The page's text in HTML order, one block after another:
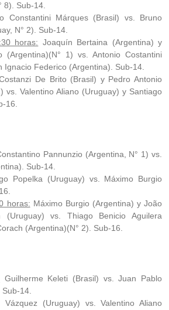
8). Sub-14.
Constantini Márques (Brasil) vs. Bruno
N° 2). Sub-14.
horas: Joaquín Bertaina (Argentina) y
(Argentina)(N° 1) vs. Antonio Costantini
Ignacio Federico (Argentina). Sub-14.
De Brito (Brasil) y Pedro Antonio
vs. Valentino Aliano (Uruguay) y Santiago
16.
Pannunzio (Argentina, N° 1) vs.
Sub-14.
Popelka (Uruguay) vs. Máximo Burgio
horas: Máximo Burgio (Argentina) y João
(Uruguay) vs. Thiago Benicio Aguilera
(Argentina)(N° 2). Sub-16.
Guilherme Keleti (Brasil) vs. Juan Pablo
14.
Vázquez (Uruguay) vs. Valentino Aliano